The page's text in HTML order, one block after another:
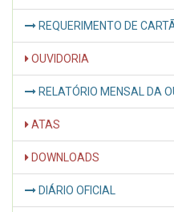
REQUERIMENTO DE
OUVIDORIA
RELATÓRIO MENSAL DA
ATAS
DOWNLOADS
DIÁRIO OFICIAL